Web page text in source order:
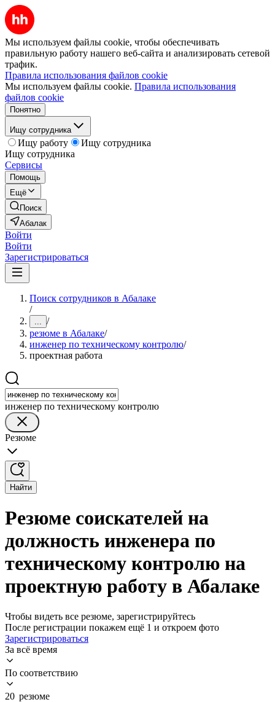
Мы используем файлы cookie, чтобы обеспечивать
правильную работу нашего веб-сайта и анализировать сетевой
трафик.
Правила использования файлов cookie
Мы используем файлы cookie. Правила использования
файлов cookie
Понятно
Ищу сотрудника
Ищу работу
Ищу сотрудника
Ищу сотрудника
Сервисы
Помощь
Ещё
Поиск
Абалак
Войти
Войти
Зарегистрироваться
Поиск сотрудников в Абалаке
/
... /
резюме в Абалаке/
инженер по техническому контролю/
проектная работа
инженер по техническому контролю
Резюме
Найти
Резюме соискателей на
должность инженера по
техническому контролю на
проектную работу в Абалаке
Чтобы видеть все резюме, зарегистрируйтесь
После регистрации покажем ещё 1 и откроем фото
Зарегистрироваться
За всё время
По соответствию
20 резюме